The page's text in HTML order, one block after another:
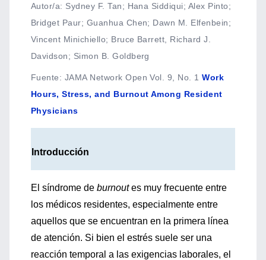
Autor/a: Sydney F. Tan; Hana Siddiqui; Alex Pinto;
Bridget Paur; Guanhua Chen; Dawn M. Elfenbein;
Vincent Minichiello; Bruce Barrett, Richard J.
Davidson; Simon B. Goldberg
Fuente: JAMA Network Open Vol. 9, No. 1 Work
Hours, Stress, and Burnout Among Resident
Physicians
Introducción
El síndrome de burnoutes muy frecuente entre
los médicos residentes, especialmente entre
aquellos que se encuentran en la primera línea
de atención. Si bien el estrés suele ser una
reacción temporal a las exigencias laborales, el